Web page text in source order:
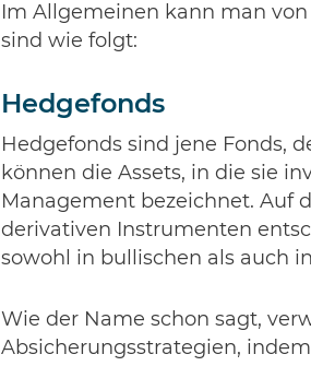
Im Allgemeinen kann man
sind wie folgt:
Hedgefonds
Hedgefonds sind jene Fonds,
können die Assets, in die sie
Management bezeichnet. Auf
derivativen Instrumenten
sowohl in bullischen als auch
Wie der Name schon sagt,
Absicherungsstrategien,